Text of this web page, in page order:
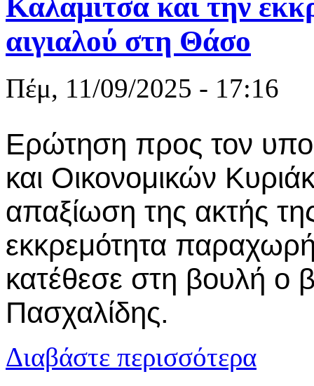
αιγιαλού στη Θάσο
Πέμ, 11/09/2025 - 17:16
Ερώτηση προς τον
και Οικονομικών
απαξίωση της ακτής
εκκρεμότητα
κατέθεσε στη βουλή ο
Πασχαλίδης.
Διαβάστε περισσότερα